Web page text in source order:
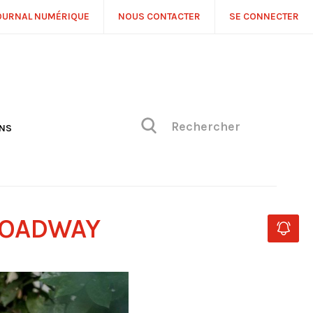
NUMÉRIQUE NOUS CONTACTER SE CONNECTER